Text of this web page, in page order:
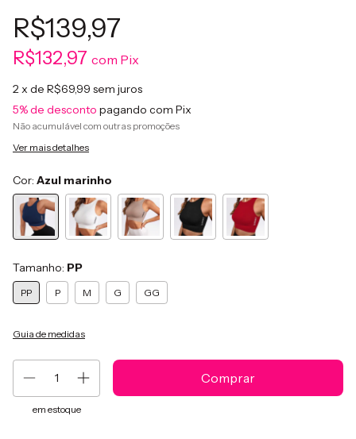
R$139,97
R$132,97 com Pix
2x de R$69,99 sem juros
5% de desconto pagando com Pix
Não acumulável com outras promoções
Ver mais detalhes
Cor: Azul marinho
Tamanho: PP
PP P M G GG
Guia de medidas
em estoque